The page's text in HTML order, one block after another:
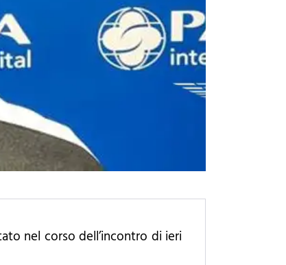
nel corso dell’incontro di ieri